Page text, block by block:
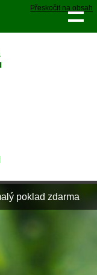
Přeskočit na obsah
poklad zdarma